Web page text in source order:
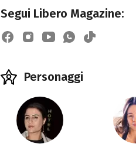
Segui Libero Magazine:
Personaggi